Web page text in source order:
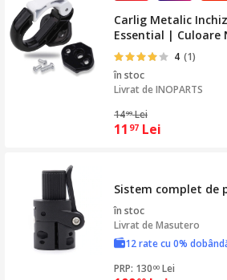
Carlig Metalic
Essential | Culoare
4 (1)
în stoc
Livrat deINOPARTS
1499 Lei
11 97 Lei
Sistem complet de
în stoc
Livrat deMasutero
12 rate cu 0%
PRP: 130 00 Lei